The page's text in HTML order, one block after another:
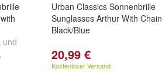
und
Urban Classics Sonnenbrille
Sunglasses Arthur With Chain
Black/Blue
20,99 €
Kostenloser Versand